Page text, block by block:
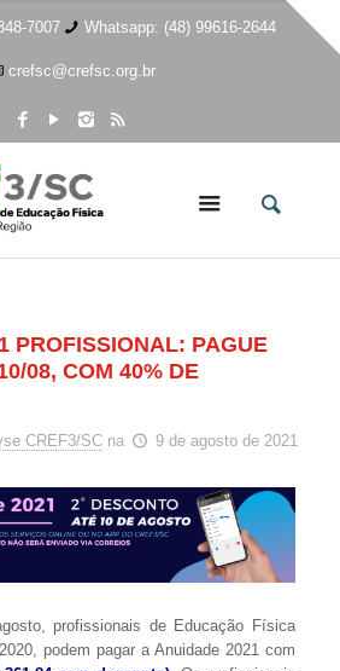
7007 Whatsapp: (48) 99616-2644
crefsc@crefsc.org.br
PROFISSIONAL: PAGUE
08, COM 40% DE
CREF3/SC na 9 de agosto de 2021
profissionais de Educação Física
podem pagar a Anuidade 2021 com